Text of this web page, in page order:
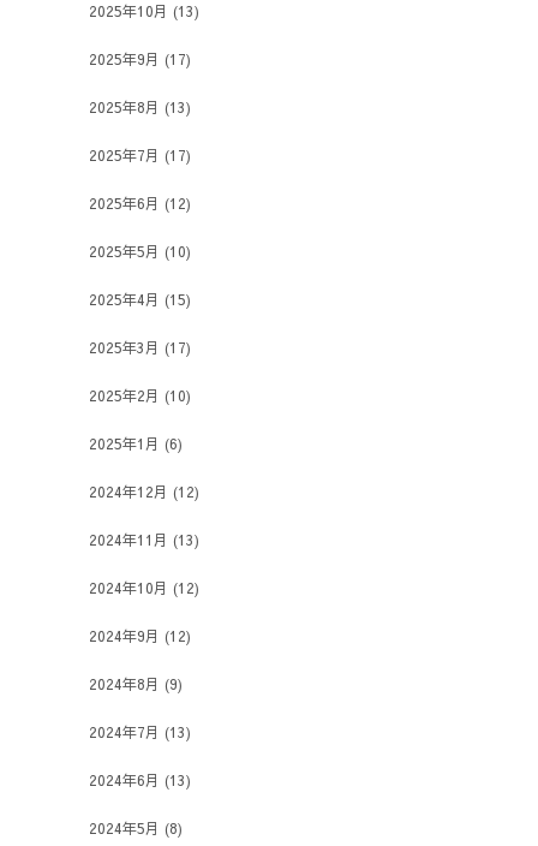
2025年10月 (13)
2025年9月 (17)
2025年8月 (13)
2025年7月 (17)
2025年6月 (12)
2025年5月 (10)
2025年4月 (15)
2025年3月 (17)
2025年2月 (10)
2025年1月 (6)
2024年12月 (12)
2024年11月 (13)
2024年10月 (12)
2024年9月 (12)
2024年8月 (9)
2024年7月 (13)
2024年6月 (13)
2024年5月 (8)